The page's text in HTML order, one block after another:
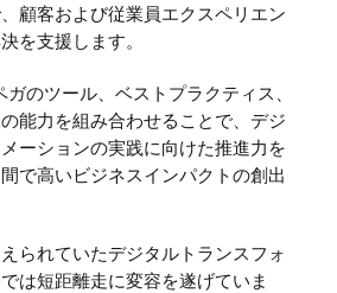
顧客および従業員エクスペリエン
を支援します。
のツール、ベストプラクティス、
能力を組み合わせることで、デジ
ーションの実践に向けた推進力を
で高いビジネスインパクトの創出
られていたデジタルトランスフォ
は短距離走に変容を遂げていま